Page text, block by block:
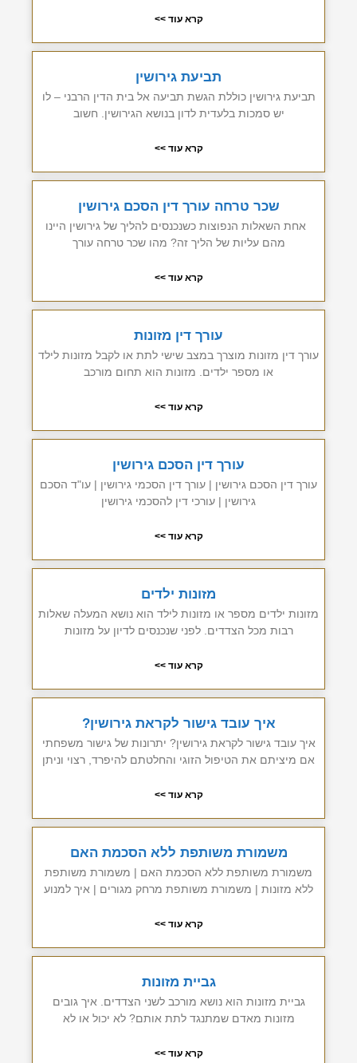
קרא עוד >>
תביעת גירושין
תביעת גירושין כוללת הגשת תביעה אל בית הדין הרבני – לו
יש סמכות בלעדית לדון בנושא הגירושין. חשוב
קרא עוד >>
שכר טרחה עורך דין הסכם גירושין
אחת השאלות הנפוצות כשנכנסים להליך של גירושין היינו
מהם עליות של הליך זה? מהו שכר טרחה עורך
קרא עוד >>
עורך דין מזונות
עורך דין מזונות מוצרך במצב שישי לתת או לקבל מזונות לילד
או מספר ילדים. מזונות הוא תחום מורכב
קרא עוד >>
עורך דין הסכם גירושין
עורך דין הסכם גירושין | עורך דין הסכמי גירושין | עו"ד הסכם
גירושין | עורכי דין להסכמי גירושין
קרא עוד >>
מזונות ילדים
מזונות ילדים מספר או מזונות לילד הוא נושא המעלה שאלות
רבות מכל הצדדים. לפני שנכנסים לדיון על מזונות
קרא עוד >>
איך עובד גישור לקראת גירושין?
איך עובד גישור לקראת גירושין? יתרונות של גישור משפחתי
אם מיציתם את הטיפול הזוגי והחלטתם להיפרד, רצוי וניתן
קרא עוד >>
משמורת משותפת ללא הסכמת האם
משמורת משותפת ללא הסכמת האם | משמורת משותפת
ללא מזונות | משמורת משותפת מרחק מגורים | איך למנוע
קרא עוד >>
גביית מזונות
גביית מזונות הוא נושא מורכב לשני הצדדים. איך גובים
מזונות מאדם שמתנגד לתת אותם? לא יכול או לא
קרא עוד >>